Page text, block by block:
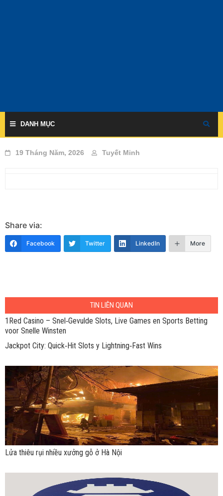
DANH MỤC
19 Tháng Năm, 2026 Tuyết Minh
Share via:
Facebook Twitter LinkedIn More
TIN LIÊN QUAN
1Red Casino – Snel‑Gevulde Slots, Live Games en Sports Betting
voor Snelle Winsten
Jackpot City: Quick‑Hit Slots y Lightning‑Fast Wins
Lửa thiêu rụi nhiều xưởng gỗ ở Hà Nội